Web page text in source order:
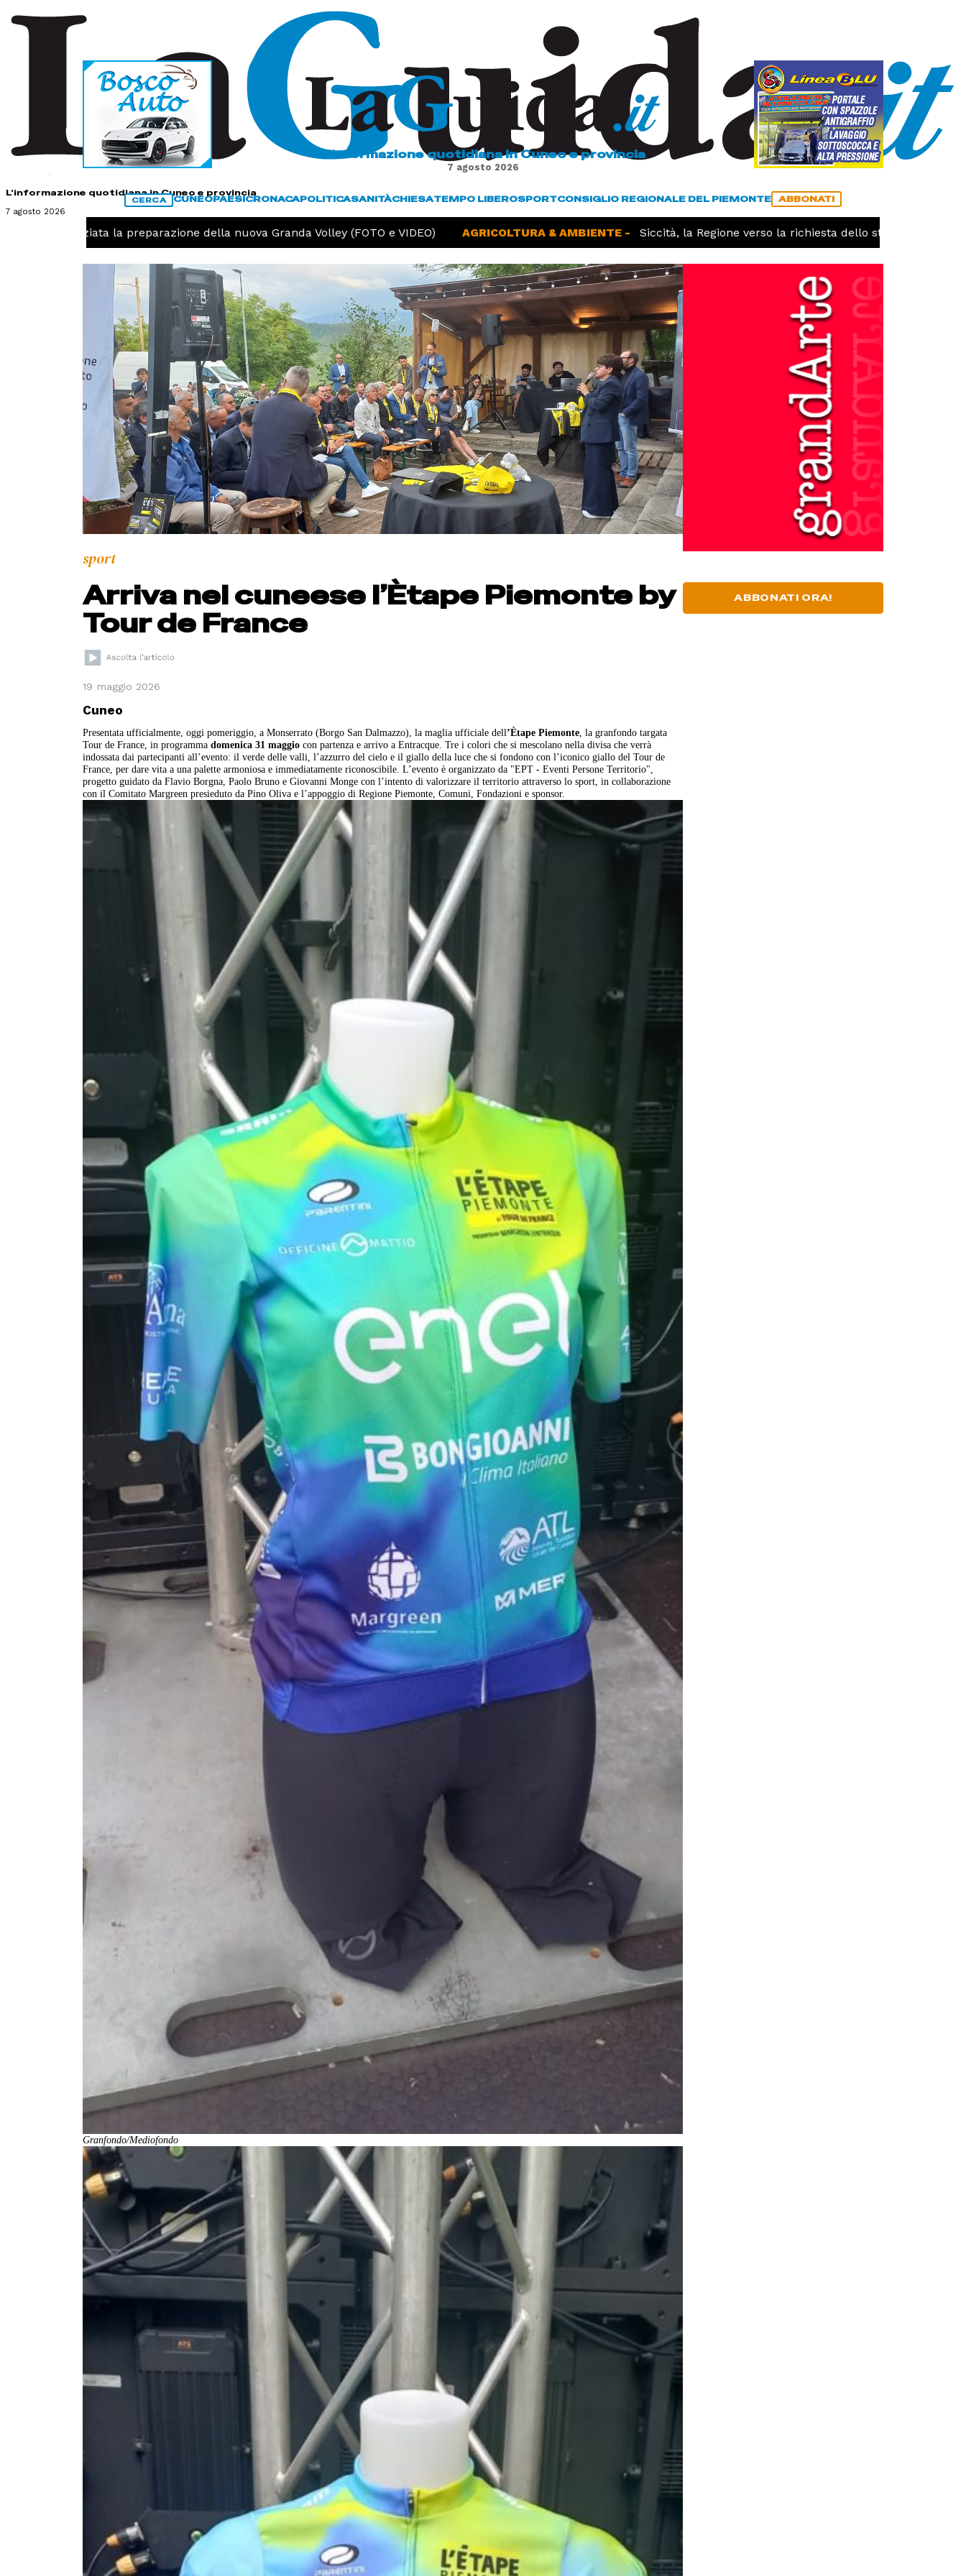
L'informazione quotidiana in Cuneo e provincia
7 agosto 2026
L'informazione quotidiana in Cuneo e provincia
7 agosto 2026
CERCA CUNEOPAESICRONACAPOLITICASANITÀCHIESATEMPO LIBEROSPORTCONSIGLIO REGIONALE DEL PIEMONTE ABBONATI
iniziata la preparazione della nuova Granda Volley (FOTO e VIDEO) AGRICOLTURA & AMBIENTE - Siccità, la Regione verso la richiesta dello stato di calamità
sport
Arriva nel cuneese l’Ètape Piemonte by
Tour de France
19 maggio 2026
Cuneo
Presentata ufficialmente, oggi pomeriggio, a Monserrato (Borgo San Dalmazzo), la maglia ufficiale dell’Ètape Piemonte, la granfondo targata
Tour de France, in programmadomenica 31 maggio con partenza e arrivo a Entracque. Tre i colori che si mescolano nella divisa che verrà
indossata dai partecipanti all’evento: il verde delle valli, l’azzurro del cielo e il giallo della luce che si fondono con l’iconico giallo del Tour de
France, per dare vita a una palette armoniosa e immediatamente riconoscibile. L’evento è organizzato da "EPT - Eventi Persone Territorio",
progetto guidato da Flavio Borgna, Paolo Bruno e Giovanni Monge con l’intento di valorizzare il territorio attraverso lo sport, in collaborazione
con il Comitato Margreen presieduto da Pino Oliva e l’appoggio di Regione Piemonte, Comuni, Fondazioni e sponsor.
Granfondo/Mediofondo
ABBONATI ORA!